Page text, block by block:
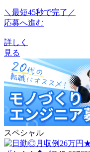
＼最短45秒で完了／
応募へ進む
詳しく
見る
スペシャル